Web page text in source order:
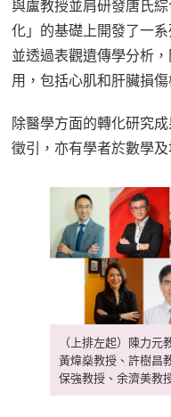
與盧教授並肩研發唐氏
化」的基礎上開發了一
並透過表觀遺傳學分析
用，包括心肌和肝臟損
除醫學方面的轉化研究
徵引，亦有學者於數學
（上排左起）陳力
黃煒燊教授、許樹昌
保強教授、余濟美教